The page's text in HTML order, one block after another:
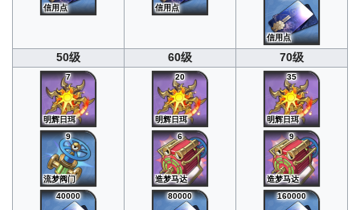
信用点 信用点
信用点
50级 60级 70级
7
明辉日珥
9
流梦阀门
40000
20
明辉日珥
6
造梦马达
80000
35
明辉日珥
9
造梦马达
160000